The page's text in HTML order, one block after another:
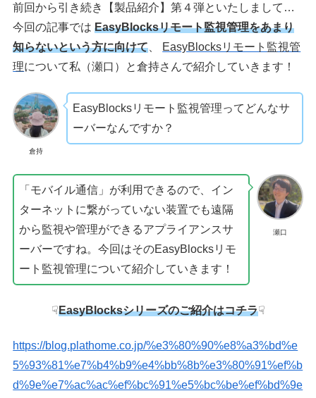
前回から引き続き【製品紹介】第４弾といたしまして…
今回の記事ではEasyBlocksリモート監視管理をあまり
知らないという方に向けて
EasyBlocksリモート監視管
理について私（瀬口）と倉持さんで紹介していきます！
倉持
EasyBlocksリモート監視管理ってどんなサ
ーバーなんですか？
瀬口
「モバイル通信」が利用できるので、イン
ターネットに繋がっていない装置でも遠隔
から監視や管理ができるアプライアンスサ
ーバーですね。今回はそのEasyBlocksリモ
ート監視管理について紹介していきます！
☟EasyBlocksシリーズのご紹介はコチラ☟
https://blog.plathome.co.jp/%e3%80%90%e8%a3%bd%e
5%93%81%e7%b4%b9%e4%bb%8b%e3%80%91%ef%b
d%9e%e7%ac%ac%ef%bc%91%e5%bc%be%ef%bd%9e